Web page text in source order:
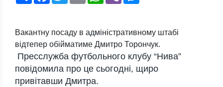
Вакантну посаду в адміністративному штабі
відтепер обійматиме Дмитро Торончук.
Пресслужба футбольного клубу “Нива”
повідомила про це сьогодні, щиро
привітавши Дмитра.